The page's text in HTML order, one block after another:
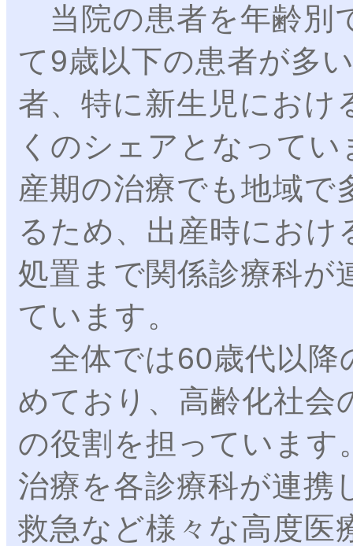
当院の患者を年齢別
て9歳以下の患者が多
者、特に新生児におけ
くのシェアとなって
産期の治療でも地域
るため、出産時におけ
処置まで関係診療科が
ています。
全体では60歳代以降
めており、高齢化社会
の役割を担っています
治療を各診療科が連携
救急など様々な高度医